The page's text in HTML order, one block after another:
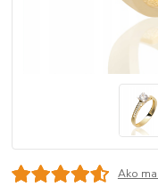
Ako